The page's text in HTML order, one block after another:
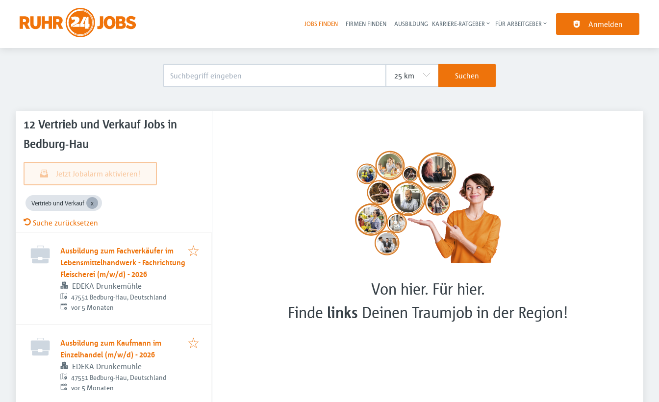
Haupt-Navigation
JOBS FINDEN FIRMEN FINDEN AUSBILDUNG KARRIERE-RATGEBER FÜR ARBEITGEBER Anmelden
Suchen
12 Vertrieb und Verkauf Jobs in
Bedburg-Hau
Jetzt Jobalarm aktivieren!
Vertrieb und Verkauf
Suche zurücksetzen
Ausbildung zum Fachverkäufer im
Lebensmittelhandwerk - Fachrichtung
Fleischerei (m/w/d) - 2026
EDEKA Drunkemühle
47551 Bedburg-Hau, Deutschland
Veröffentlicht:
vor 5 Monaten
Ausbildung zum Kaufmann im
Einzelhandel (m/w/d) - 2026
EDEKA Drunkemühle
47551 Bedburg-Hau, Deutschland
Veröffentlicht:
vor 5 Monaten
Von hier. Für hier.
Finde links Deinen Traumjob in der Region!